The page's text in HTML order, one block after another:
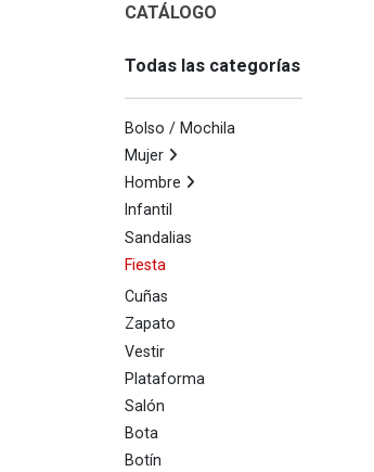
CATÁLOGO
Todas las categorías
Bolso / Mochila
Mujer
Hombre
Infantil
Sandalias
Fiesta
Cuñas
Zapato
Vestir
Plataforma
Salón
Bota
Botín